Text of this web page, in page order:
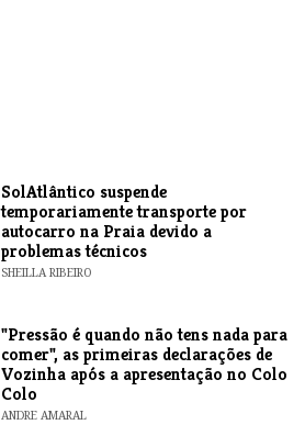
SolAtlântico suspende
temporariamente transporte por
autocarro na Praia devido a
problemas técnicos
SHEILLA RIBEIRO
"Pressão é quando não tens nada para
comer", as primeiras declarações de
Vozinha após a apresentação no Colo
Colo
ANDRE AMARAL